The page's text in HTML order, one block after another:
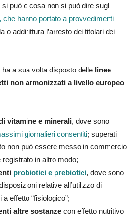
può e cosa non si può dire sugli
che hanno portato a provvedimenti
o addirittura l’arresto dei titolari dei
a sua volta disposto delle linee
non armonizzati a livello europeo
vitamine e minerali, dove sono
giornalieri consentiti; superati
non può essere messo in commercio
in altro modo;
probiotici e prebiotici, dove sono
relative all’utilizzo di
effetto “fisiologico”;
altre sostanze con effetto nutritivo